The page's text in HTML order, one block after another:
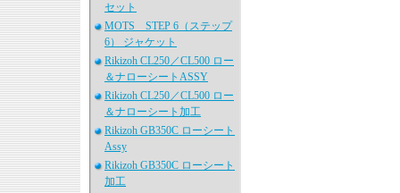
セット
MOTS STEP 6（ステップ
6） ジャケット
Rikizoh CL250／CL500 ロー
＆ナローシートASSY
Rikizoh CL250／CL500 ロー
＆ナローシート加工
Rikizoh GB350C ローシート
Assy
Rikizoh GB350C ローシート
加工